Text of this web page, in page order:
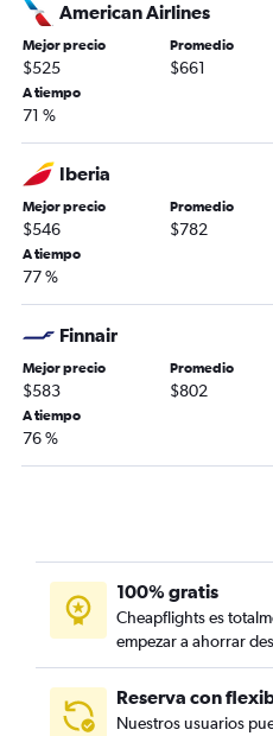
American Airlines
Mejor precio
$525
Promedio
$661
A tiempo
71 %
Iberia
Mejor precio
$546
Promedio
$782
A tiempo
77 %
Finnair
Mejor precio
$583
Promedio
$802
A tiempo
76 %
100% gratis
Cheapflights es
empezar a ahorrar
Reserva con
Nuestros usuarios